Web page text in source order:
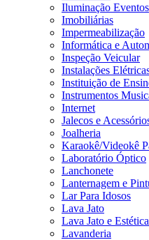
Iluminação Eventos
Imobiliárias
Impermeabilização
Informática e
Inspeção Veicular
Instalações
Instituição de
Instrumentos
Internet
Jalecos e
Joalheria
Karaokê/Videokê
Laboratório Óptico
Lanchonete
Lanternagem e
Lar Para Idosos
Lava Jato
Lava Jato e
Lavanderia